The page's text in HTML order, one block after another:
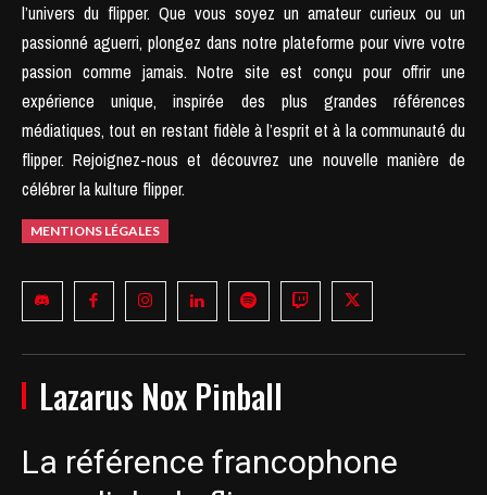
l’univers du flipper. Que vous soyez un amateur curieux ou un
passionné aguerri, plongez dans notre plateforme pour vivre votre
passion comme jamais. Notre site est conçu pour offrir une
expérience unique, inspirée des plus grandes références
médiatiques, tout en restant fidèle à l’esprit et à la communauté du
flipper. Rejoignez-nous et découvrez une nouvelle manière de
célébrer la kulture flipper.
MENTIONS LÉGALES
Lazarus Nox Pinball
La référence francophone